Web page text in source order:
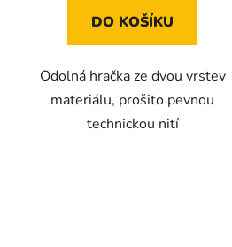
DO KOŠÍKU
Odolná hračka ze dvou vrstev
materiálu, prošito pevnou
technickou nití